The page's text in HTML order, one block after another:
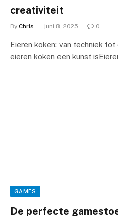
creativiteit
By Chris juni 8, 2025 0
Eieren koken: van techniek
eieren koken een kunst
GAMES
De perfecte